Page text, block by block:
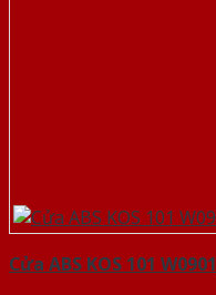
Cửa ABS KOS 101 W0901